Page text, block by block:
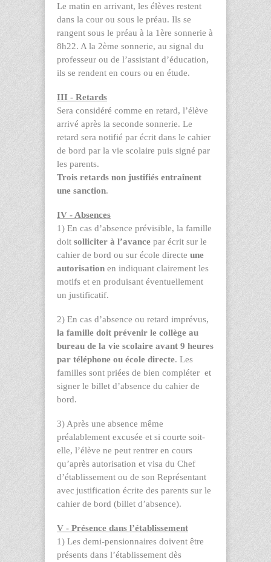
Le matin en arrivant, les élèves restent
dans la cour ou sous le préau. Ils se
rangent sous le préau à la 1ère sonnerie à
8h22. A la 2ème sonnerie, au signal du
professeur ou de l’assistant d’éducation,
ils se rendent en cours ou en étude.
III - Retards
Sera considéré comme en retard, l’élève
arrivé après la seconde sonnerie. Le
retard sera notifié par écrit dans le cahier
de bord par la vie scolaire puis signé par
les parents.
Trois retards non justifiés entraînent
une sanction.
IV - Absences
1) En cas d’absence prévisible, la famille
doit solliciter à l’avance par écrit sur le
cahier de bord ou sur école directe une
autorisation en indiquant clairement les
motifs et en produisant éventuellement
un justificatif.
2) En cas d’absence ou retard imprévus,
la famille doit prévenir le collège au
bureau de la vie scolaire avant 9 heures
par téléphone ou école directe. Les
familles sont priées de bien compléter et
signer le billet d’absence du cahier de
bord.
3) Après une absence même
préalablement excusée et si courte soit-
elle, l’élève ne peut rentrer en cours
qu’après autorisation et visa du Chef
d’établissement ou de son Représentant
avec justification écrite des parents sur le
cahier de bord (billet d’absence).
V - Présence dans l’établissement
1) Les demi-pensionnaires doivent être
présents dans l’établissement dès